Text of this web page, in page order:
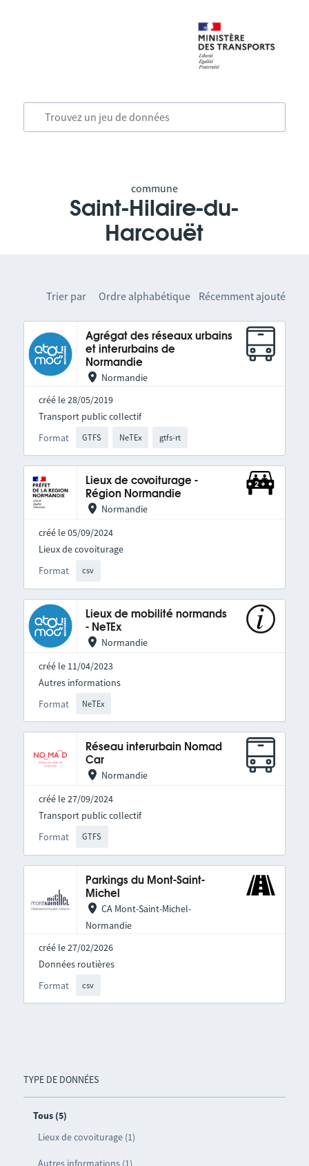
commune
Saint-Hilaire-du-
Harcouët
TYPE DE DONNÉES
Tous (5)
Lieux de covoiturage (1)
Autres informations (1)
Trier par Ordre alphabétique Récemment ajouté
Agrégat des réseaux urbains
et interurbains de
Normandie
Normandie
créé le 28/05/2019
Format GTFS NeTEx gtfs-rt
Transport public collectif
Lieux de covoiturage -
Région Normandie
Normandie
créé le 05/09/2024
Format csv
Lieux de covoiturage
Lieux de mobilité normands
- NeTEx
Normandie
créé le 11/04/2023
Format NeTEx
Autres informations
Réseau interurbain Nomad
Car
Normandie
créé le 27/09/2024
Format GTFS
Transport public collectif
Parkings du Mont-Saint-
Michel
CA Mont-Saint-Michel-
Normandie
créé le 27/02/2026
Format csv
Données routières